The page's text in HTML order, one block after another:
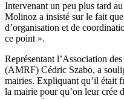
Intervenant un peu plus tard
Molinoz a insisté sur le fait
d’organisation et de
ce point ».
Représentant l’Association
(AMRF) Cédric Szabo, a
mairies. Expliquant qu’il était
la mairie pour qu’on leur crée